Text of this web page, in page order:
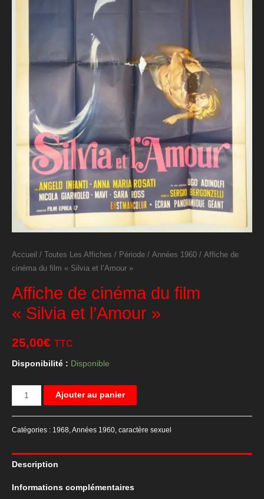
Accueil / Toutes Les Affiches / Période / Années 1960 / Affiche de
cinéma du film « Silvia et l’Amour »
Affiche de cinéma du film
« Silvia et l’Amour »
25,00€ TTC
Disponibilité : Disponible
quantité
de
cinéma
du
Ajouter au panier
Catégories : 1968,Années 1960, caractère sexuel
Description
Informations complémentaires